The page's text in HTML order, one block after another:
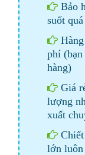
Bảo
suốt
phí
hàng)
Giá
lượng
xuất
lớn luôn